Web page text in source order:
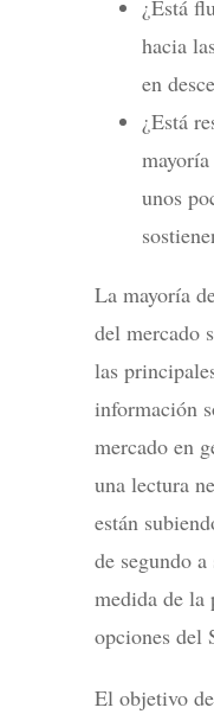
¿Está
hacia
en
¿Está
unos
La mayoría
del mercado
las
información
mercado en
una lectura
están
de segundo
medida de la
opciones
El objetivo